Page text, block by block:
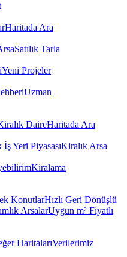
Haritada Ara
Satılık Tarla
Yeni Projeler
Uzman
DaireHaritada Ara
İş Yeri PiyasasıKiralık Arsa
Kiralama
KonutlarHızlı Geri Dönüşlü
ArsalarUygun m² Fiyatlı
HaritalarıVerilerimiz